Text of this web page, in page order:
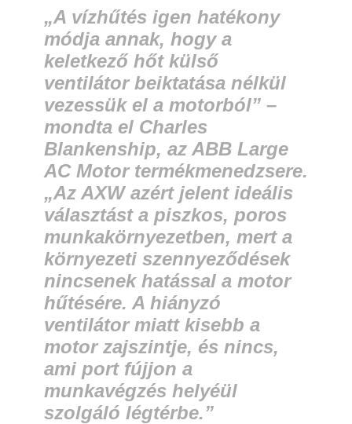
„A vízhűtés igen hatékony
módja annak, hogy a
keletkező hőt külső
ventilátor beiktatása nélkül
vezessük el a motorból” –
mondta el Charles
Blankenship, az ABB Large
AC Motor termékmenedzsere.
„Az AXW azért jelent ideális
választást a piszkos, poros
munkakörnyezetben, mert a
környezeti szennyeződések
nincsenek hatással a motor
hűtésére. A hiányzó
ventilátor miatt kisebb a
motor zajszintje, és nincs,
ami port fújjon a
munkavégzés helyéül
szolgáló légtérbe.”